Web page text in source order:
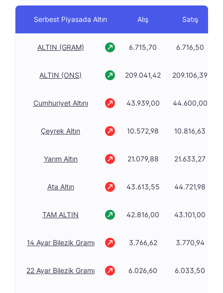
Serbest Piyasada Altın Alış Satış
ALTIN (GRAM) 6.715,70 6.716,50
ALTIN (ONS) 209.041,42 209.106,39
Cumhuriyet Altını 43.939,00 44.600,00
Çeyrek Altın 10.572,98 10.816,63
Yarım Altın 21.079,88 21.633,27
Ata Altın 43.613,55 44.721,98
TAM ALTIN 42.816,00 43.101,00
14 Ayar Bilezik Gramı 3.766,62 3.770,94
22 Ayar Bilezik Gramı 6.026,60 6.033,50